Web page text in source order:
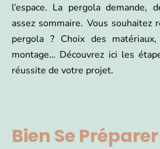
l’espace. La pergola demande,
assez sommaire. Vous souhaitez
pergola ? Choix des
montage… Découvrez ici les
réussite de votre projet.
Bien Se